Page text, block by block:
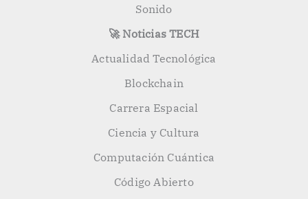
Sonido
🚀 Noticias TECH
Actualidad Tecnológica
Blockchain
Carrera Espacial
Ciencia y Cultura
Computación Cuántica
Código Abierto